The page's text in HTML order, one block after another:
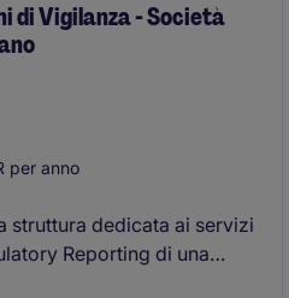
di Vigilanza - Società
per anno
struttura dedicata ai servizi
Reporting di una